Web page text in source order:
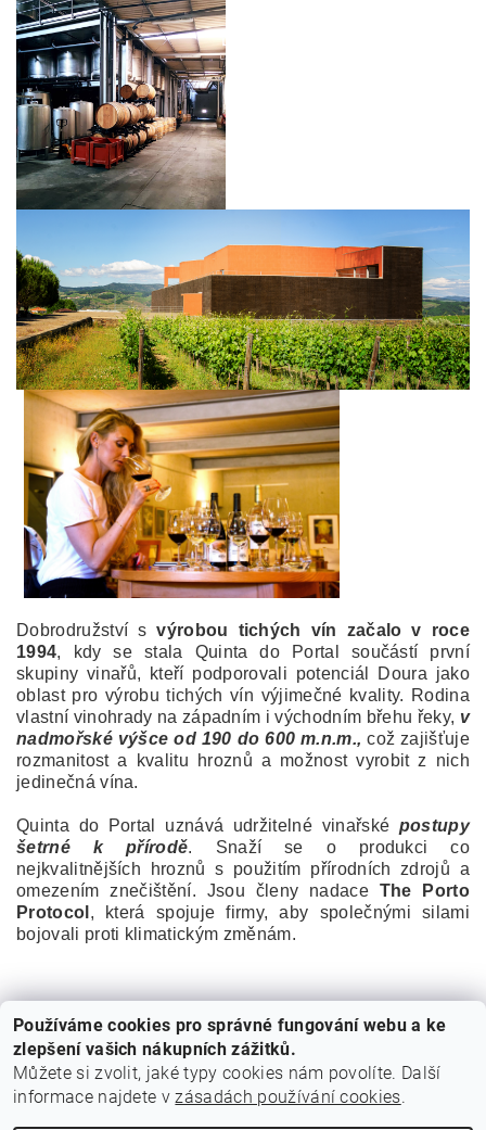
Dobrodružství svýrobou tichých vín začalo v roce
1994, kdy se stala Quinta do Portal součástí první
skupiny vinařů, kteří podporovali potenciál Doura jako
oblast pro výrobu tichých vín výjimečné kvality. Rodina
vlastní vinohrady na západním i východním břehu řeky, v
nadmořské výšce od 190 do 600 m.n.m., což zajišťuje
rozmanitost a kvalitu hroznů a možnost vyrobit z nich
jedinečná vína.
Quinta do Portal uznává udržitelné vinařské postupy
šetrné k přírodě. Snaží se o produkci co
nejkvalitnějších hroznů s použitím přírodních zdrojů a
omezením znečištění. Jsou členy nadace The Porto
Protocol , která spojuje firmy, aby společnými silami
bojovali proti klimatickým změnám.
Používáme cookies pro správné fungování webu a ke
zlepšení vašich nákupních zážitků.
Můžete si zvolit, jaké typy cookies nám povolíte. Další
informace najdete vzásadách používání cookies.